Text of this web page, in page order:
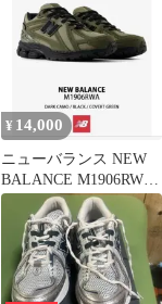
¥ 14,000
ニューバランス NEW
BALANCE M1906RWA
25.5cm